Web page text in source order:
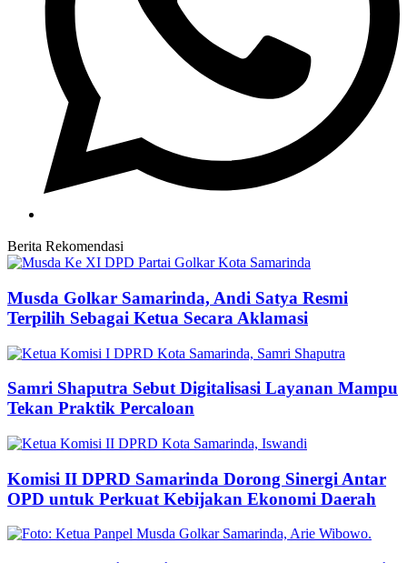
Berita Rekomendasi
Musda Golkar Samarinda, Andi Satya Resmi
Terpilih Sebagai Ketua Secara Aklamasi
Samri Shaputra Sebut Digitalisasi Layanan Mampu
Tekan Praktik Percaloan
Komisi II DPRD Samarinda Dorong Sinergi Antar
OPD untuk Perkuat Kebijakan Ekonomi Daerah